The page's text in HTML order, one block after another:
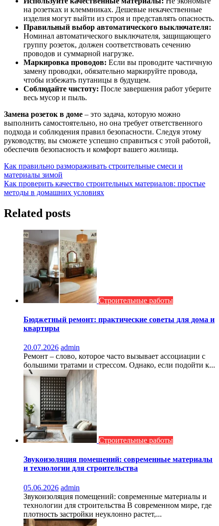
на розетках и клеммниках. Дешевые некачественные
изделия могут выйти из строя и представлять опасность.
Правильный выбор автоматического выключателя:
Номинал автоматического выключателя, защищающего
группу розеток, должен соответствовать сечению
проводов и суммарной нагрузке.
Маркировка проводов: Если вы проводите частичную
замену проводки, обязательно маркируйте провода,
чтобы избежать путаницы в будущем.
Соблюдайте чистоту: После завершения работ уберите
весь мусор и пыль.
Замена розеток в доме – это задача, которую можно
выполнить самостоятельно, но она требует ответственного
подхода и соблюдения правил безопасности. Следуя этому
руководству, вы сможете успешно справиться с этой работой,
обеспечив безопасность и комфорт вашего жилища.
Навигация
по
записям
Как правильно размораживать строительные смеси и
материалы зимой
Как проверить качество строительных материалов: простые
методы в домашних условиях
Related posts
Строительные работы
Бюджетный ремонт: практические советы для дома и
квартиры
20.07.2026 admin
Ремонт – слово, которое часто вызывает ассоциации с
большими тратами и стрессом. Однако, если подойти к...
Строительные работы
Звукоизоляция помещений: современные материалы
и технологии для строительства
05.06.2026 admin
Звукоизоляция помещений: современные материалы и
технологии для строительства В современном мире, где
плотность застройки неуклонно растет,...